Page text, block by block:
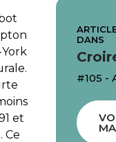
et
Ce
DANS
#105 -